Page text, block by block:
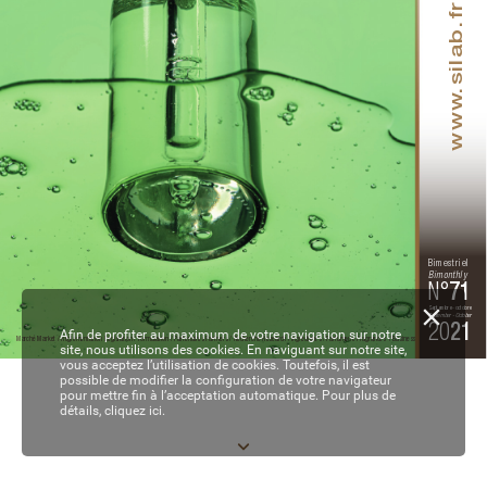
Marché Market / Réglementation Legislation / Formulation / Partenaires Partners / Recherche Research / Ingrédients / Parfumerie Fragrances  / Business
Bimestriel
Bimonthly
N°71
Septembre - octobre
September - October
2021
www
.silab.fr
Afin de profiter au maximum de votre navigation sur notre
site, nous utilisons des cookies. En naviguant sur notre site,
vous acceptez l’utilisation de cookies. Toutefois, il est
possible de modifier la configuration de votre navigateur
pour mettre fin à l’acceptation automatique. Pour plus de
détails, cliquez ici.